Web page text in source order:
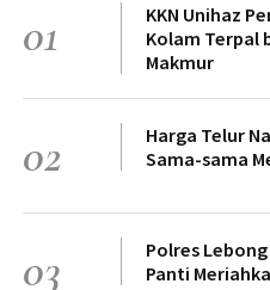
01
KKN Unihaz
Kolam Terpal
Makmur
02
Harga Telur
Sama-sama
03
Polres
Panti